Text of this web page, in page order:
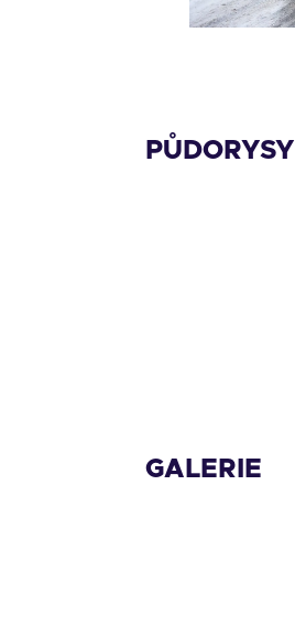
PŮDORYSY
GALERIE